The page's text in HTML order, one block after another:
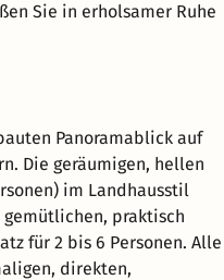
Sie in erholsamer Ruhe
Panoramablick auf
Die geräumigen, hellen
im Landhausstil
praktisch
für 2 bis 6 Personen. Alle
direkten,